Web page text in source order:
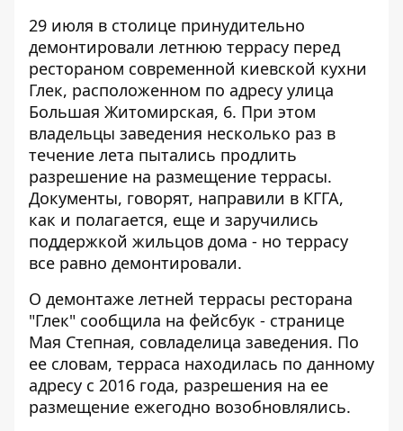
29 июля в столице принудительно
демонтировали летнюю террасу перед
рестораном современной киевской кухни
Глек, расположенном по адресу улица
Большая Житомирская, 6. При этом
владельцы заведения несколько раз в
течение лета пытались продлить
разрешение на размещение террасы.
Документы, говорят, направили в КГГА,
как и полагается, еще и заручились
поддержкой жильцов дома - но террасу
все равно демонтировали.
О демонтаже летней террасы ресторана
"Глек" сообщила на фейсбук - странице
Мая Степная, совладелица заведения. По
ее словам, терраса находилась по данному
адресу с 2016 года, разрешения на ее
размещение ежегодно возобновлялись.